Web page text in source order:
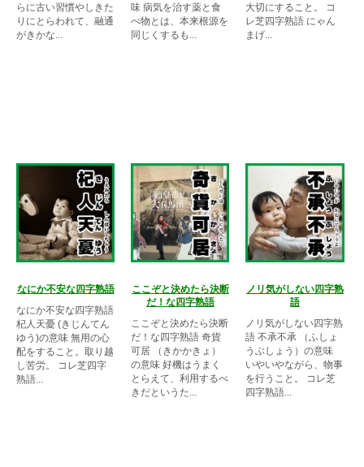
らに古い習慣やしきた
りにとらわれて、融通
がきかな...
味 病気を治す薬と食
べ物とは、本来根源を
同じくするも...
大切にすること。 コ
レ芝四字熟語 にゃん
まげ...
なにか不安な四字熟語
なにか不安な四字熟語
杞人天憂 (きじんてん
ゆう)の意味 無用の心
配をすること。取り越
し苦労。 コレ芝四字
熟語...
ここぞと決めたら決断
だ！な四字熟語
ここぞと決めたら決断
だ！な四字熟語 奇貨
可居 （きかかきょ）
の意味 好機はうまく
とらえて、利用するべ
きだというた...
ノリ気がしない四字熟
語
ノリ気がしない四字熟
語 不承不承 （ふしょ
うぶしょう）の意味
いやいやながら、物事
を行うこと。 コレ芝
四字熟語...